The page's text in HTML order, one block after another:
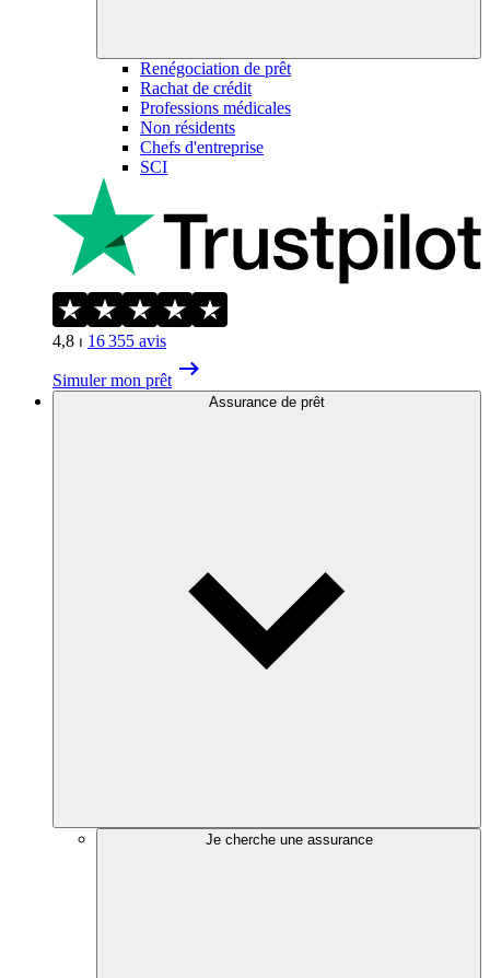
Renégociation de prêt
Rachat de crédit
Professions médicales
Non résidents
Chefs d'entreprise
SCI
4,8 ⏐ 16 355 avis
Simuler mon prêt
Assurance de prêt
Je cherche une assurance